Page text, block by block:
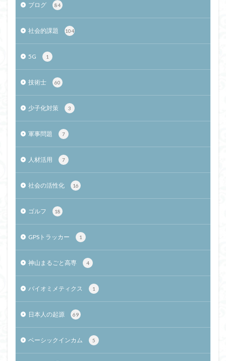
ブログ 84
社会的課題 104
5G 1
技術士 60
少子化対策 3
軍事問題 7
人材活用 7
社会の活性化 16
ゴルフ 18
GPSトラッカー 1
神山まるごと高専 4
バイオミメティクス 1
日本人の起源 69
ベーシックインカム 5